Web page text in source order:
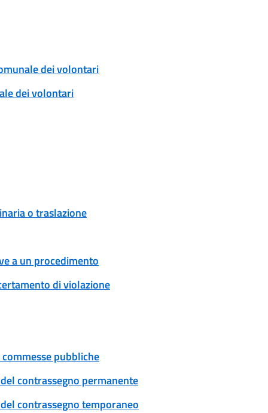
dei volontari
dei volontari
o traslazione
a un procedimento
di violazione
pubbliche
contrassegno permanente
contrassegno temporaneo